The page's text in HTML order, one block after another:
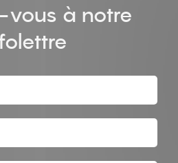
vous à notre